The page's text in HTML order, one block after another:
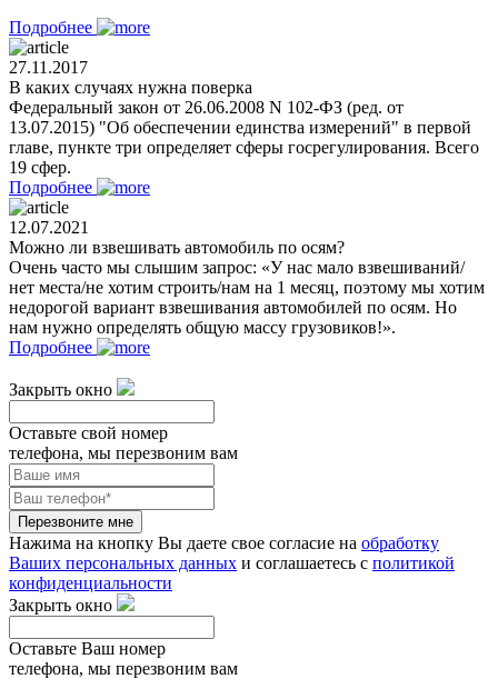
Подробнее
27.11.2017
В каких случаях нужна поверка
Федеральный закон от 26.06.2008 N 102-ФЗ (ред. от
13.07.2015) "Об обеспечении единства измерений" в первой
главе, пункте три определяет сферы госрегулирования. Всего
19 сфер.
Подробнее
12.07.2021
Можно ли взвешивать автомобиль по осям?
Очень часто мы слышим запрос: «У нас мало взвешиваний/
нет места/не хотим строить/нам на 1 месяц, поэтому мы хотим
недорогой вариант взвешивания автомобилей по осям. Но
нам нужно определять общую массу грузовиков!».
Подробнее
Закрыть окно
Оставьте свой номер
телефона, мы перезвоним вам
Перезвоните мне
Нажима на кнопку Вы даете свое согласие на обработку
Ваших персональных данных и соглашаетесь с политикой
конфиденциальности
Закрыть окно
Оставьте Ваш номер
телефона, мы перезвоним вам